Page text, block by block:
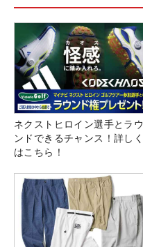
ネクストヒロイン選手とラウ
ンドできるチャンス！詳しく
はこちら！